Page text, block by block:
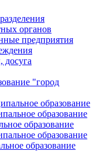
органов
предприятия
досуга
"город
образование
образование
образование
образование
образование